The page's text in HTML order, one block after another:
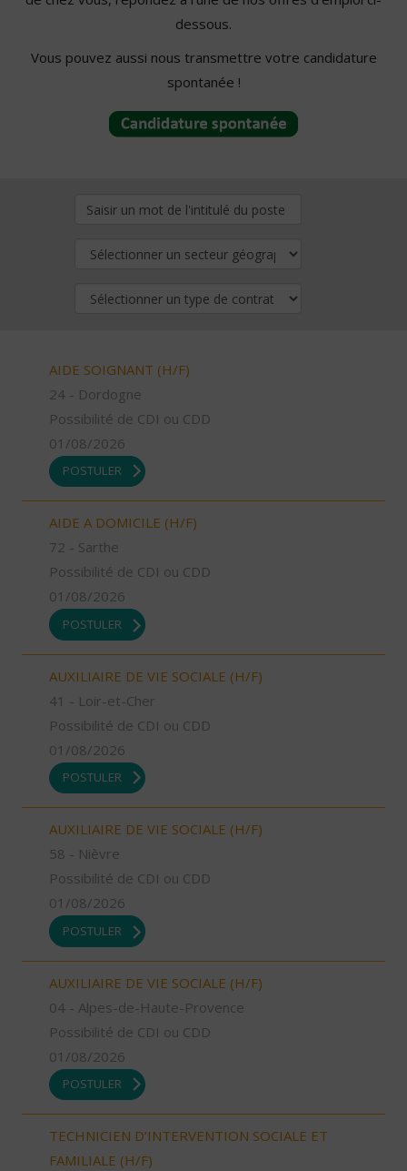
dessous.
Vous pouvez aussi nous transmettre votre candidature
spontanée !
AIDE SOIGNANT (H/F)
24 - Dordogne
Possibilité de CDI ou CDD
01/08/2026
POSTULER
AIDE A DOMICILE (H/F)
72 - Sarthe
Possibilité de CDI ou CDD
01/08/2026
POSTULER
AUXILIAIRE DE VIE SOCIALE (H/F)
41 - Loir-et-Cher
Possibilité de CDI ou CDD
01/08/2026
POSTULER
AUXILIAIRE DE VIE SOCIALE (H/F)
58 - Nièvre
Possibilité de CDI ou CDD
01/08/2026
POSTULER
AUXILIAIRE DE VIE SOCIALE (H/F)
04 - Alpes-de-Haute-Provence
Possibilité de CDI ou CDD
01/08/2026
POSTULER
TECHNICIEN D’INTERVENTION SOCIALE ET
FAMILIALE (H/F)